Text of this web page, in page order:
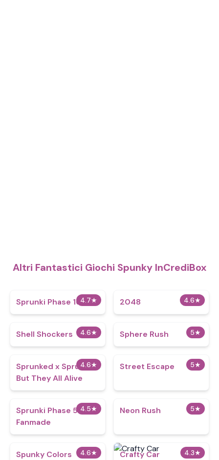
Altri Fantastici Giochi Spunky InCrediBox
4.7★
Sprunki Phase 16 4.6★
2048
4.6★
Shell Shockers 5★
Sphere Rush
4.6★
Sprunked x Sprunki
But They All Alive
5★
Street Escape
4.5★
Sprunki Phase 5
Fanmade
5★
Neon Rush
4.6★
Spunky Colors 4.3★
Crafty Car